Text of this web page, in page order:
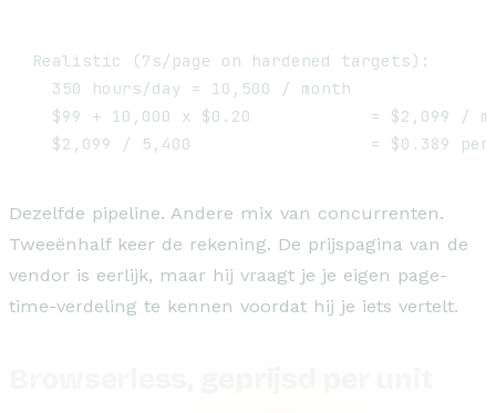
Realistic (7s/page on hardened targets):
  350 hours/day = 10,500 / month
$99 + 10,000 x $0.20            = $2,099 /
Dezelfde pipeline. Andere mix van concurrenten.
Tweeënhalf keer de rekening. De prijspagina van de
vendor is eerlijk, maar hij vraagt je je eigen page-
time-verdeling te kennen voordat hij je iets vertelt.